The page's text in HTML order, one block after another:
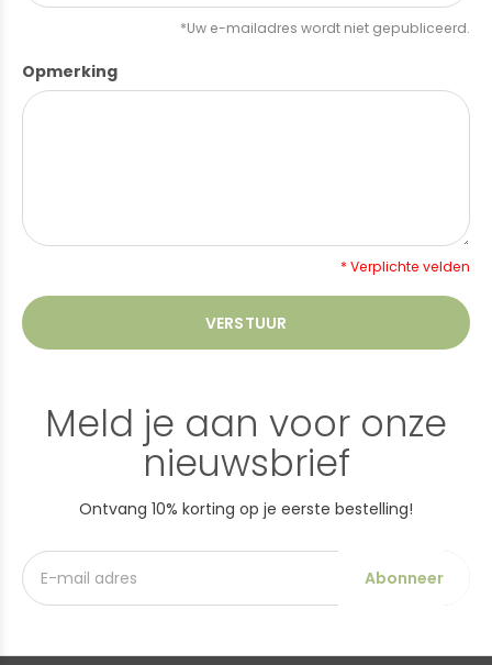
*Uw e-mailadres wordt niet gepubliceerd.
Opmerking
* Verplichte velden
VERSTUUR
Meld je aan voor onze
nieuwsbrief
Ontvang 10% korting op je eerste bestelling!
Abonneer